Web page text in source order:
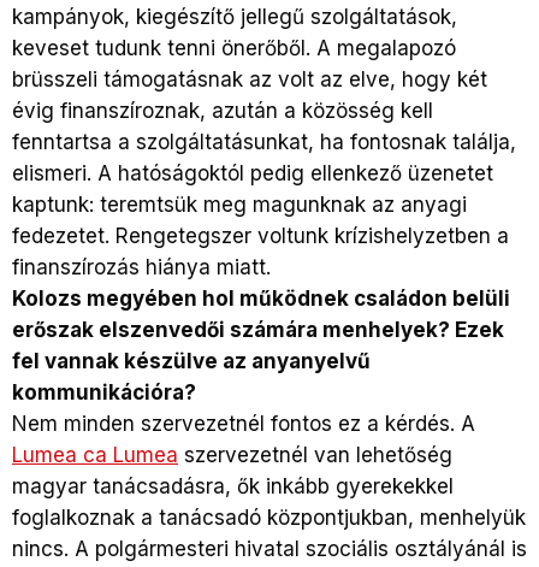
kampányok, kiegészítő jellegű szolgáltatások,
keveset tudunk tenni önerőből. A megalapozó
brüsszeli támogatásnak az volt az elve, hogy két
évig finanszíroznak, azután a közösség kell
fenntartsa a szolgáltatásunkat, ha fontosnak találja,
elismeri. A hatóságoktól pedig ellenkező üzenetet
kaptunk: teremtsük meg magunknak az anyagi
fedezetet. Rengetegszer voltunk krízishelyzetben a
finanszírozás hiánya miatt.
Kolozs megyében hol működnek családon belüli
erőszak elszenvedői számára menhelyek? Ezek
fel vannak készülve az anyanyelvű
kommunikációra?
Nem minden szervezetnél fontos ez a kérdés. A
Lumea ca Lumea szervezetnél van lehetőség
magyar tanácsadásra, ők inkább gyerekekkel
foglalkoznak a tanácsadó központjukban, menhelyük
nincs. A polgármesteri hivatal szociális osztályánál is